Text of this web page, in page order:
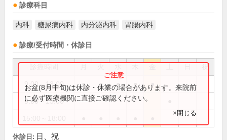
診療科目
内科 糖尿病内科 内分泌内科 胃腸内科
診療/受付時間・休診日
祝
9:00～13:00 ● ● ● ● ●
9:00～15:00
お盆(8月中旬)は休診・休業の場合があります。来院前
に必ず医療機関に直接ご確認ください。
×閉じる
休診日: 日、祝